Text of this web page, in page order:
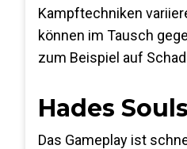
Kampftechniken
können im Tausch
zum Beispiel auf
Hades Souls
Das Gameplay ist